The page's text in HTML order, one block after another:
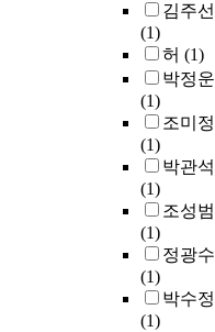
김주선
(1)
허 (1)
박정운
(1)
조미정
(1)
박관석
(1)
조성범
(1)
정광수
(1)
박수정
(1)